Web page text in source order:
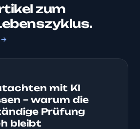
zum
→
mit KI
– warum die
Prüfung
bleibt